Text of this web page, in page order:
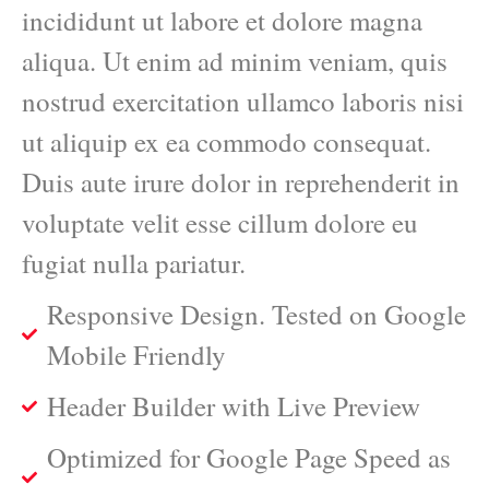
incididunt ut labore et dolore magna
aliqua. Ut enim ad minim veniam, quis
nostrud exercitation ullamco laboris nisi
ut aliquip ex ea commodo consequat.
Duis aute irure dolor in reprehenderit in
voluptate velit esse cillum dolore eu
fugiat nulla pariatur.
Responsive Design. Tested on Google
Mobile Friendly
Header Builder with Live Preview
Optimized for Google Page Speed as